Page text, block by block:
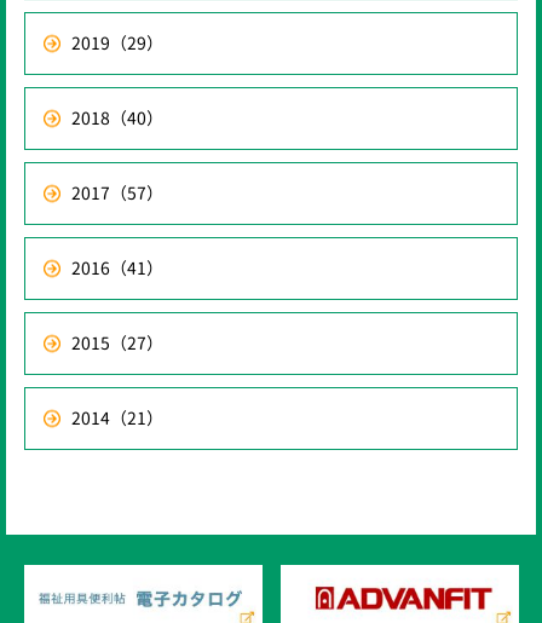
2019 （29）
2018 （40）
2017 （57）
2016 （41）
2015 （27）
2014 （21）